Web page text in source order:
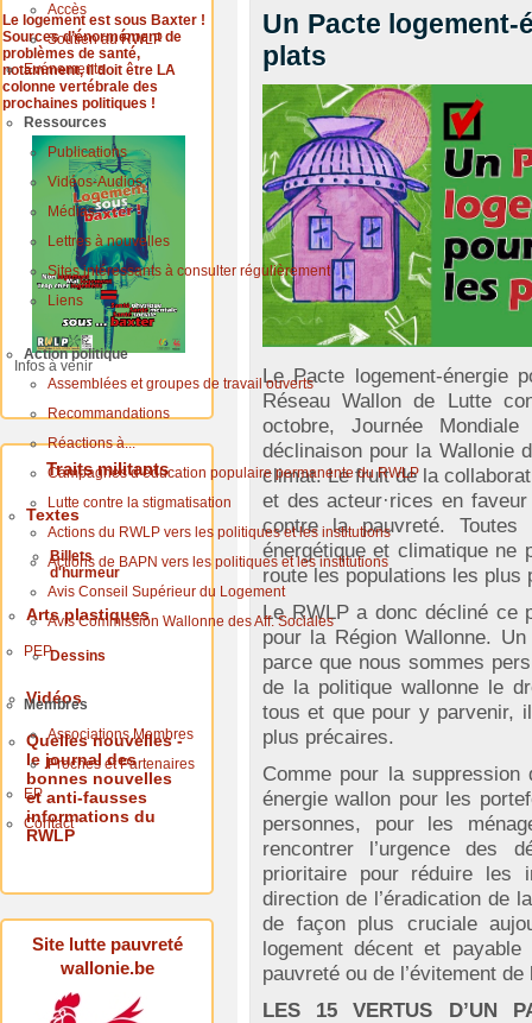
Accès
Soutien au RWLP
Evénements
Ressources
Publications
Vidéos-Audios
Médias
Lettres à nouvelles
Sites intéressants à consulter régulièrement
Liens
Action politique
Assemblées et groupes de travail ouverts
Recommandations
Réactions à...
Campagnes d’éducation populaire permanente du RWLP
Lutte contre la stigmatisation
Actions du RWLP vers les politiques et les institutions
Actions de BAPN vers les politiques et les institutions
Avis Conseil Supérieur du Logement
Avis Commission Wallonne des Aff. Sociales
PEP
Membres
Associations Membres
Proches et Partenaires
EP
Contact
Le logement est sous Baxter !
Sources d’énormément de
problèmes de santé,
notamment, il doit être LA
colonne vertébrale des
prochaines politiques !
Infos à venir
Traits militants
Textes
Billets
d'hurmeur
Arts plastiques
Dessins
Vidéos
Quelles nouvelles -
le journal des
bonnes nouvelles
et anti-fausses
informations du
RWLP
Site lutte pauvreté
wallonie.be
Un Pacte
plats
Le Pacte logement-énergie
Réseau Wallon de Lutte
octobre, Journée
déclinaison pour la Wallonie
climat. Le fruit de la
et des acteur·rices en
contre la pauvreté.
énergétique et climatique
route les populations les plus
Le RWLP a donc décliné ce
pour la Région Wallonne.
parce que nous sommes
de la politique wallonne le
tous et que pour y parvenir,
plus précaires.
Comme pour la
énergie wallon pour les
personnes, pour les
rencontrer l’urgence des
prioritaire pour réduire les
direction de l’éradication de
de façon plus cruciale
logement décent et
pauvreté ou de l’évitement de
LES 15 VERTUS D’UN